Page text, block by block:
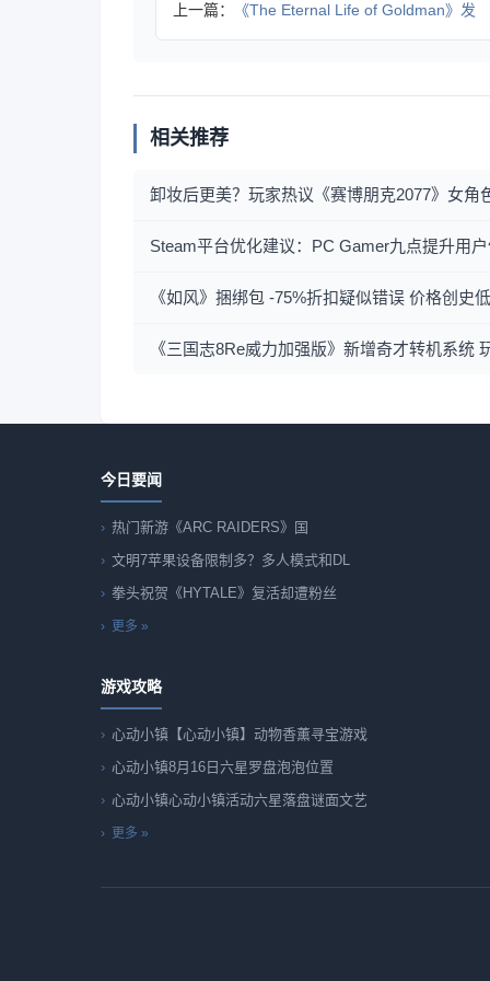
上一篇： 《The Eternal Life of Goldman》发
相关推荐
卸妆后更美？玩家热议《赛博朋克2077》女角
Steam平台优化建议：PC Gamer九点提升用
《如风》捆绑包 -75%折扣疑似错误 价格创史
《三国志8Re威力加强版》新增奇才转机系统
今日要闻
热门新游《ARC RAIDERS》国
文明7苹果设备限制多？多人模式和DL
拳头祝贺《HYTALE》复活却遭粉丝
更多 »
游戏攻略
心动小镇【心动小镇】动物香薰寻宝游戏
心动小镇8月16日六星罗盘泡泡位置
心动小镇心动小镇活动六星落盘谜面文艺
更多 »